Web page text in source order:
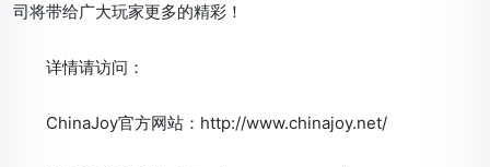
司将带给广大玩家更多的精彩！
详情请访问：
ChinaJoy官方网站：http://www.chinajoy.net/